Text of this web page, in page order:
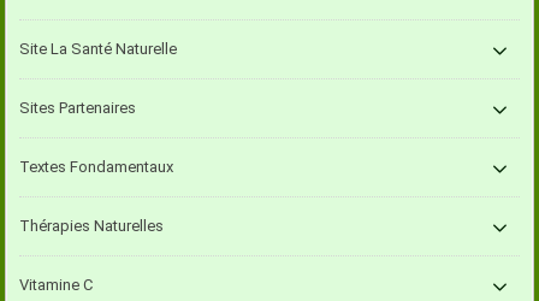
Site La Santé Naturelle
Sites Partenaires
Textes Fondamentaux
Thérapies Naturelles
Vitamine C